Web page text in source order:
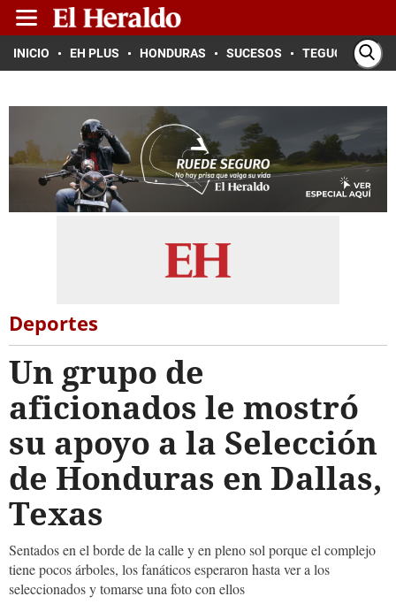
INICIO EH PLUS HONDURAS SUCESOS TEGUCIGALPA
Deportes
Un grupo de
aficionados le mostró
su apoyo a la Selección
de Honduras en Dallas,
Texas
Sentados en el borde de la calle y en pleno sol porque el complejo
tiene pocos árboles, los fanáticos esperaron hasta ver a los
seleccionados y tomarse una foto con ellos